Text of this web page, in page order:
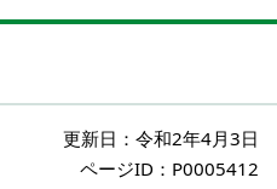
更新日： 令和2年4月3日
ページID：P0005412